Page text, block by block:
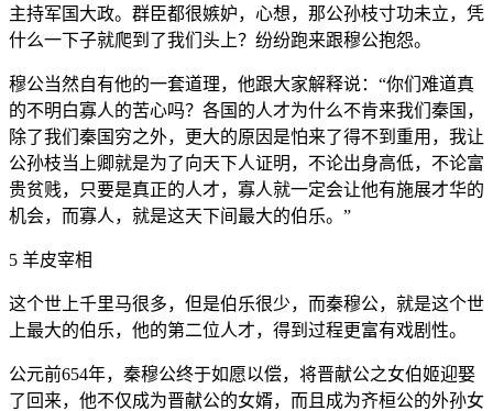
主持军国大政。群臣都很嫉妒，心想，那公孙枝寸功未立，凭
什么一下子就爬到了我们头上？纷纷跑来跟穆公抱怨。
穆公当然自有他的一套道理，他跟大家解释说：“你们难道真
的不明白寡人的苦心吗？各国的人才为什么不肯来我们秦国，
除了我们秦国穷之外，更大的原因是怕来了得不到重用，我让
公孙枝当上卿就是为了向天下人证明，不论出身高低，不论富
贵贫贱，只要是真正的人才，寡人就一定会让他有施展才华的
机会，而寡人，就是这天下间最大的伯乐。”
5 羊皮宰相
这个世上千里马很多，但是伯乐很少，而秦穆公，就是这个世
上最大的伯乐，他的第二位人才，得到过程更富有戏剧性。
公元前654年，秦穆公终于如愿以偿，将晋献公之女伯姬迎娶
了回来，他不仅成为晋献公的女婿，而且成为齐桓公的外孙女